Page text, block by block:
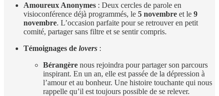
Amoureux Anonymes : Deux cercles de parole en
visioconférence déjà programmés, le 5 novembre et le 9
novembre. L’occasion parfaite pour se retrouver en petit
comité, partager sans filtre et se sentir compris.
Témoignages de lovers :
Bérangère nous rejoindra pour partager son parcours
inspirant. En un an, elle est passée de la dépression à
l’amour et au bonheur. Une histoire touchante qui nous
rappelle qu’il est toujours possible de se relever.